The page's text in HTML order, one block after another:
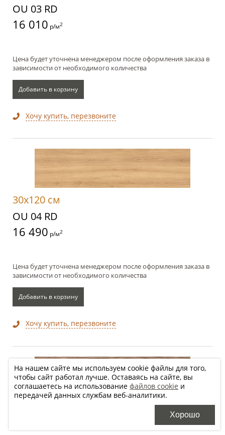
OU 03 RD
16 010 р/м2
Цена будет уточнена менеджером после оформления заказа в
зависимости от необходимого количества
Добавить в корзину
Хочу купить, перезвоните
30x120 см
OU 04 RD
16 490 р/м2
Цена будет уточнена менеджером после оформления заказа в
зависимости от необходимого количества
Добавить в корзину
Хочу купить, перезвоните
На нашем сайте мы используем cookie файлы для того,
чтобы сайт работал лучше. Оставаясь на сайте, вы
соглашаетесь на использование файлов cookie и
передачей данных службам веб-аналитики.
Хорошо